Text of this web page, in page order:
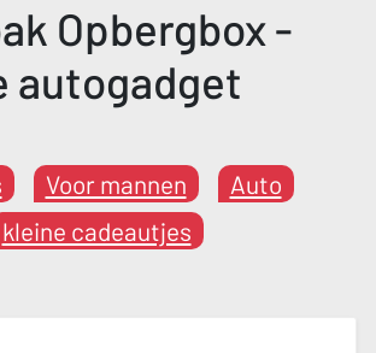
Opbergbox -
autogadget
Voor mannen
Auto
kleine cadeautjes